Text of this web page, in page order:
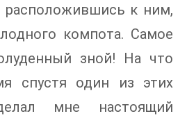
расположившись к ним,
компота. Самое
зной! На что
спустя один из этих
мне настоящий